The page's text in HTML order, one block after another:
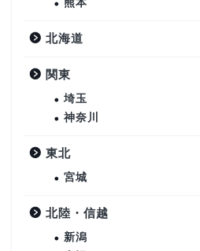
熊本
北海道
関東
埼玉
神奈川
東北
宮城
北陸・信越
新潟